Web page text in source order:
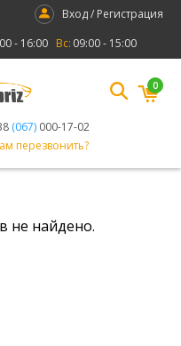
Вход / Регистрация
- 16:00 Вс: 09:00 - 15:00
(067) 000-17-02
перезвонить?
0
не найдено.